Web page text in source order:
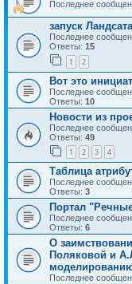
Последнее
запуск
Последнее
Ответы: 15
1 2
Вот это
Последнее
Ответы: 10
Новости из
Последнее
Ответы: 49
1 2 3 4
Таблица
Последнее
Ответы: 3
Портал
Последнее
Ответы: 6
О
Поляковой и
Последнее